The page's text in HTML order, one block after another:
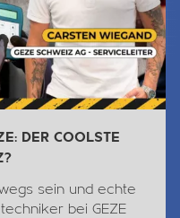
DER COOLSTE
sein und echte
bei GEZE